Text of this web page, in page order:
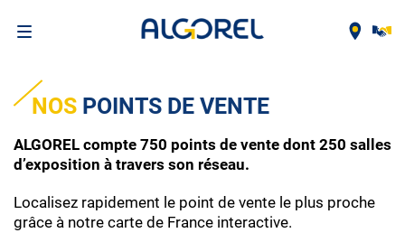
contenu
principal
NOS POINTS DE VENTE
ALGOREL compte 750 points de vente dont 250 salles
d’exposition à travers son réseau.
Localisez rapidement le point de vente le plus proche
grâce à notre carte de France interactive.